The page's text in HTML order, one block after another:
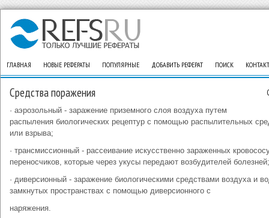
ГЛАВНАЯ НОВЫЕ РЕФЕРАТЫ ПОПУЛЯРНЫЕ ДОБАВИТЬ РЕФЕРАТ ПОИСК
Средства поражения
· аэрозольный - заражение приземного слоя воздуха путем
распыления биологических рецептур с помощью распылительных
или взрыва;
· трансмиссионный - рассеивание искусственно зараженных
переносчиков, которые через укусы передают возбудителей болезней;
· диверсионный - заражение биологическими средствами воздуха и
замкнутых пространствах с помощью диверсионного с
наряжения.